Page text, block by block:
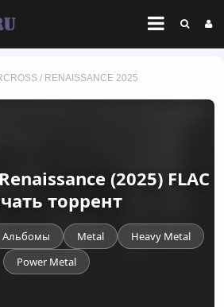
/ RENAISSANCE 2025
(2025) FLAC
торрент
Альбомы Metal
Heavy Metal
Power Metal